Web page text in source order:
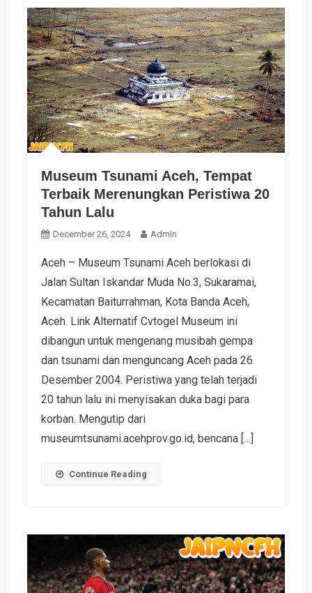
Museum Tsunami Aceh, Tempat
Terbaik Merenungkan Peristiwa 20
Tahun Lalu
December 26, 2024 Admin
Aceh – Museum Tsunami Aceh berlokasi di
Jalan Sultan Iskandar Muda No.3, Sukaramai,
Kecamatan Baiturrahman, Kota Banda Aceh,
Aceh. Link Alternatif Cvtogel Museum ini
dibangun untuk mengenang musibah gempa
dan tsunami dan menguncang Aceh pada 26
Desember 2004. Peristiwa yang telah terjadi
20 tahun lalu ini menyisakan duka bagi para
korban. Mengutip dari
museumtsunami.acehprov.go.id, bencana […]
Continue Reading